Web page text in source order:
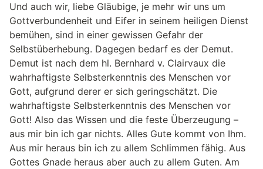
Und auch wir, liebe Gläubige, je mehr wir uns um
Gottverbundenheit und Eifer in seinem heiligen Dienst
bemühen, sind in einer gewissen Gefahr der
Selbstüberhebung. Dagegen bedarf es der Demut.
Demut ist nach dem hl. Bernhard v. Clairvaux die
wahrhaftigste Selbsterkenntnis des Menschen vor
Gott, aufgrund derer er sich geringschätzt. Die
wahrhaftigste Selbsterkenntnis des Menschen vor
Gott! Also das Wissen und die feste Überzeugung –
aus mir bin ich gar nichts. Alles Gute kommt von Ihm.
Aus mir heraus bin ich zu allem Schlimmen fähig. Aus
Gottes Gnade heraus aber auch zu allem Guten. Am